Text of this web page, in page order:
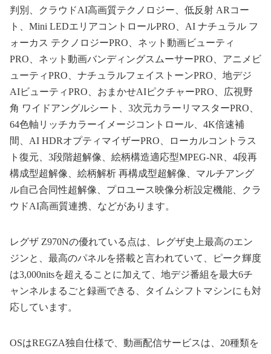
判別、クラウドAI高画質テクノロジー、低反射 ARコー
ト、Mini LEDエリアコントロールPRO、AI ナチュラル フ
ォーカス テクノロジーPRO、ネット動画ビューティ
PRO、ネット動画バンディングスムーサーPRO、アニメビ
ューティPRO、ナチュラルフェイストーンPRO、地デジ
AIビューティPRO、おまかせAIピクチャーPRO、広視野
角 ワイドアングルシート、3次元カラーリマスターPRO、
64色軸リッチカラーイメージコントロール、4K倍速補
間、AI HDRオプティマイザーPRO、ローカルコントラス
ト復元、3段階超解像、絵柄構造適応型MPEG-NR、4段再
構成型超解像、絵柄解析 再構成型超解像、マルチアング
ル自己合同性超解像、プロユース映像分析設定機能、クラ
ウドAI高画質連携、などがあります。
レグザ Z970Nの優れている点は、レグザ史上最高のエン
ジンと、最高のパネルを搭載と言われていて、ピーク輝度
は3,000nitsを超えることに加えて、地デジ番組を最大6チ
ャンネルまるごと録画できる、タイムシフトマシンにも対
応しています。
OSはREGZA独自仕様で、動画配信サービスは、20種類を